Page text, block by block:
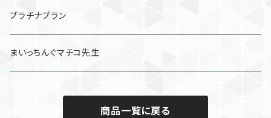
プラチナプラン
まいっちんぐマチコ先生
商品一覧に戻る